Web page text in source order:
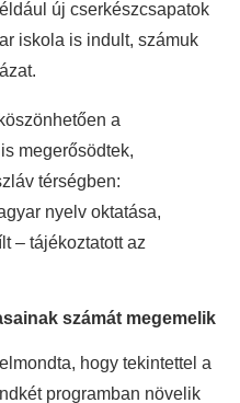
új cserkészcsapatok
iskola is indult, számuk
a
megerősödtek,
térségben:
nyelv oktatása,
– tájékoztatott az
számát megemelik
hogy tekintettel a
programban növelik